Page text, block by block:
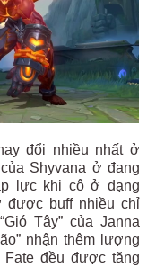
đổi nhiều nhất ở
Shyvana ở đang
lực khi cô ở dạng
được buff nhiều chỉ
Tây” của Janna
nhận thêm lượng
Fate đều được tăng